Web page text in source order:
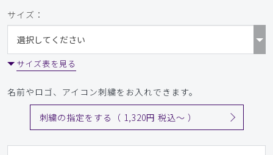
サイズ：
サイズ表を見る
名前やロゴ、アイコン刺繍をお入れできます。
刺繍の指定をする（ 1,320円 税込〜 ）